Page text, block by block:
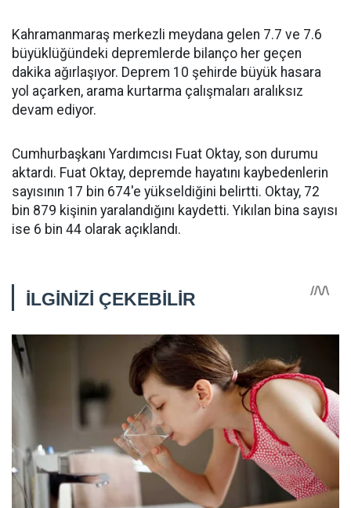
Kahramanmaraş merkezli meydana gelen 7.7 ve 7.6
büyüklüğündeki depremlerde bilanço her geçen
dakika ağırlaşıyor. Deprem 10 şehirde büyük hasara
yol açarken, arama kurtarma çalışmaları aralıksız
devam ediyor.
Cumhurbaşkanı Yardımcısı Fuat Oktay, son durumu
aktardı. Fuat Oktay, depremde hayatını kaybedenlerin
sayısının 17 bin 674'e yükseldiğini belirtti. Oktay, 72
bin 879 kişinin yaralandığını kaydetti. Yıkılan bina sayısı
ise 6 bin 44 olarak açıklandı.